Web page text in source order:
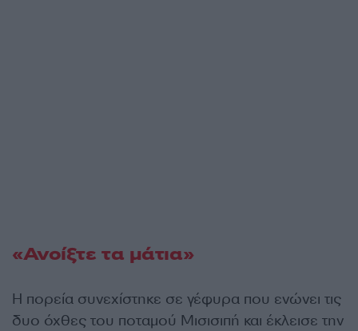
«Ανοίξτε τα μάτια»
Η πορεία συνεχίστηκε σε γέφυρα που ενώνει τις
δυο όχθες του ποταμού Μισισιπή και έκλεισε την